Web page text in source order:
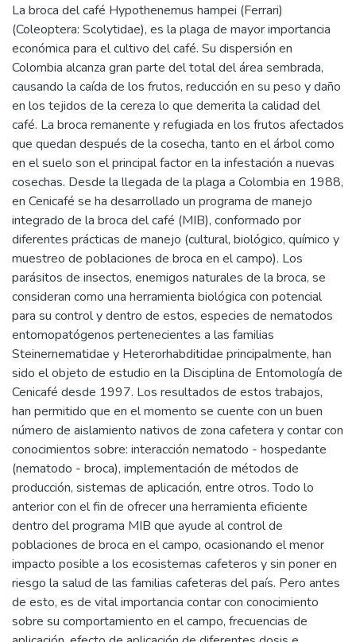
La broca del café Hypothenemus hampei (Ferrari)
(Coleoptera: Scolytidae), es la plaga de mayor importancia
económica para el cultivo del café. Su dispersión en
Colombia alcanza gran parte del total del área sembrada,
causando la caída de los frutos, reducción en su peso y daño
en los tejidos de la cereza lo que demerita la calidad del
café. La broca remanente y refugiada en los frutos afectados
que quedan después de la cosecha, tanto en el árbol como
en el suelo son el principal factor en la infestación a nuevas
cosechas. Desde la llegada de la plaga a Colombia en 1988,
en Cenicafé se ha desarrollado un programa de manejo
integrado de la broca del café (MIB), conformado por
diferentes prácticas de manejo (cultural, biológico, químico y
muestreo de poblaciones de broca en el campo). Los
parásitos de insectos, enemigos naturales de la broca, se
consideran como una herramienta biológica con potencial
para su control y dentro de estos, especies de nematodos
entomopatógenos pertenecientes a las familias
Steinernematidae y Heterorhabditidae principalmente, han
sido el objeto de estudio en la Disciplina de Entomología de
Cenicafé desde 1997. Los resultados de estos trabajos,
han permitido que en el momento se cuente con un buen
número de aislamiento nativos de zona cafetera y contar con
conocimientos sobre: interacción nematodo - hospedante
(nematodo - broca), implementación de métodos de
producción, sistemas de aplicación, entre otros. Todo lo
anterior con el fin de ofrecer una herramienta eficiente
dentro del programa MIB que ayude al control de
poblaciones de broca en el campo, ocasionando el menor
impacto posible a los ecosistemas cafeteros y sin poner en
riesgo la salud de las familias cafeteras del país. Pero antes
de esto, es de vital importancia contar con conocimiento
sobre su comportamiento en el campo, frecuencias de